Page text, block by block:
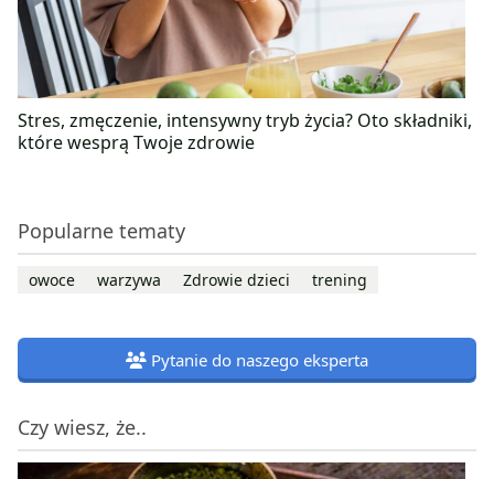
Stres, zmęczenie, intensywny tryb życia? Oto składniki,
które wesprą Twoje zdrowie
Popularne tematy
owoce warzywa Zdrowie dzieci trening
Pytanie do naszego eksperta
Czy wiesz, że..